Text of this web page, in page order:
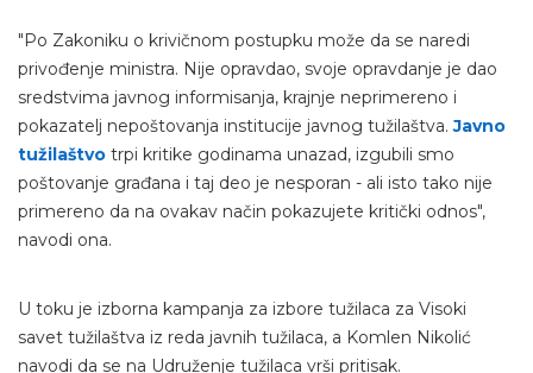
"Po Zakoniku o krivičnom postupku može da se naredi
privođenje ministra. Nije opravdao, svoje opravdanje je dao
sredstvima javnog informisanja, krajnje neprimereno i
pokazatelj nepoštovanja institucije javnog tužilaštva.Javno
tužilaštvo trpi kritike godinama unazad, izgubili smo
poštovanje građana i taj deo je nesporan - ali isto tako nije
primereno da na ovakav način pokazujete kritički odnos",
navodi ona.
U toku je izborna kampanja za izbore tužilaca za Visoki
savet tužilaštva iz reda javnih tužilaca, a Komlen Nikolić
navodi da se na Udruženje tužilaca vrši pritisak.